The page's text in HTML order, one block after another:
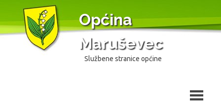
content
Općina
Maruševec
Službene stranice općine